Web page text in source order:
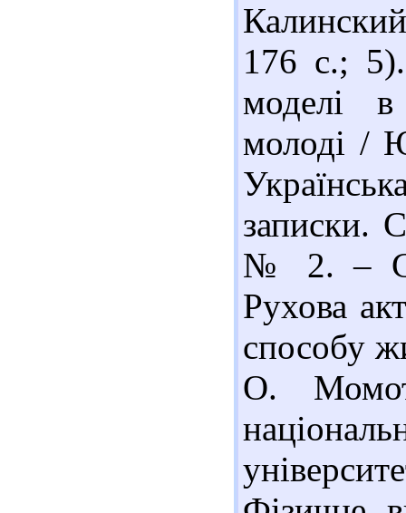
176 с.;
моделі в
молоді /
записки.
№ 2. –
Рухова
способу
О. Момот